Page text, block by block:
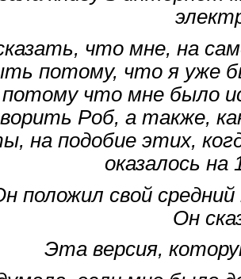
что мне, на
потому, что я уже
что мне было
Роб, а также,
на подобие этих,
оказалось
положил свой
Он
Эта версия,